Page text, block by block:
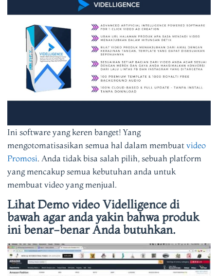
Ini software yang keren banget! Yang
mengotomatisasikan semua hal dalam membuatvideo
Promosi. Anda tidak bisa salah pilih, sebuah platform
yang mencakup semua kebutuhan anda untuk
membuat video yang menjual.
Lihat Demo video Videlligence di
bawah agar anda yakin bahwa produk
ini benar-benar Anda butuhkan.